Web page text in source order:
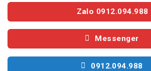
Sấy
EWW1023P5SC
lượng
Zalo 0912.094.988
Messenger
0912.094.988